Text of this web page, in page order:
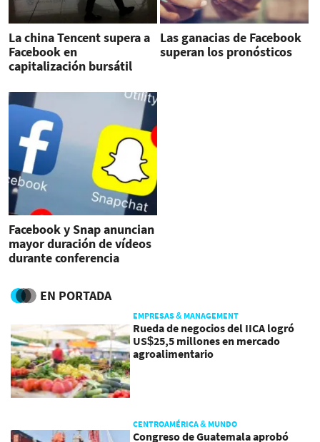
La china Tencent supera a
Facebook en
capitalización bursátil
Las ganacias de Facebook
superan los pronósticos
Facebook y Snap anuncian
mayor duración de vídeos
durante conferencia
EN PORTADA
EMPRESAS & MANAGEMENT
Rueda de negocios del IICA logró
US$25,5 millones en mercado
agroalimentario
CENTROAMÉRICA & MUNDO
Congreso de Guatemala aprobó